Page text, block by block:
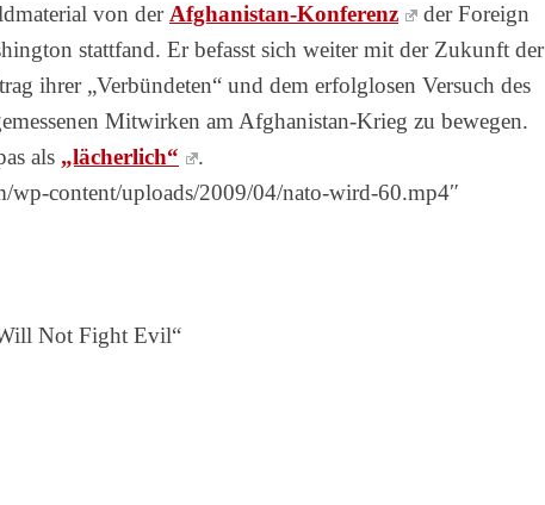
von der Afghanistan-Konferenz
der Foreign
stattfand. Er befasst sich weiter mit der Zukunft der
ihrer „Verbündeten“ und dem erfolglosen Versuch des
Mitwirken am Afghanistan-Krieg zu bewegen.
als „lächerlich“
.
content/uploads/2009/04/nato-wird-60.mp4″
Not Fight Evil“